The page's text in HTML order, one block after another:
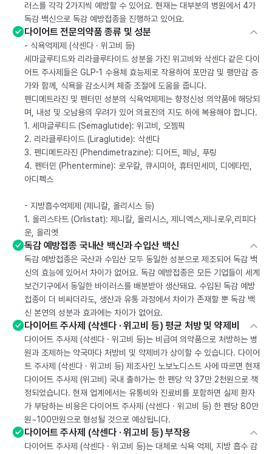
러스를 각각 2가지씩 예방할 수 있어요. 현재는 대부분의 병원에서 4가
독감 백신으로 독감 예방접종을 진행하고 있어요.
다이어트 전문의약품 종류 및 성분
- 식욕억제제 (삭센다 · 위고비 등)
세마글루티드와 리라클루타이드 성분을 가진 위고비와 삭센다 같은 다이
어트 주사제들은 GLP-1 수용체 효능제로 작용하여 포만감 및 팽만감 증
가와 함께, 식욕을 감소시켜 체중 조절에 도움을 줍니다.
펜디메트라진 및 펜터민 성분의 식욕억제제는 향정신성 의약품에 해당되
며, 내성 및 오남용의 우려가 있어 의료진의 지도 하에 복용해야 합니다.
1. 세마글루티드 (Semaglutide): 위고비, 오젬픽
2. 리라클루타이드 (Liraglutide): 삭센다
3. 펜디메트라진 (Phendimetrazine): 디어트, 페닝, 푸링
4. 펜터민 (Phentermine): 로우칼, 큐시미아, 휴터민세미, 디에타민,
아디펙스
- 지방흡수억제제 (제니칼, 올리시스 등)
1. 올리스타트 (Orlistat): 제니칼, 올리시스, 제니엑스,제니로우,리피다
운, 올리엣
독감 예방접종 국내산 백신과 수입산 백신
독감 예방접종은 국산과 수입산 모두 동일한 성분으로 제조되어 독감 백
신의 효능에 있어서 차이가 없어요. 독감 예방접종은 모든 기업들이 세계
보건기구에서 동일한 바이러스를 배분받아 생산돼요. 수입된 독감 예방
접종이 더 비싸더라도, 생산과 유통 과정에서 차이가 존재할 뿐 독감 백
신 본연의 성분과 효과에는 차이가 없어요.
다이어트 주사제 (삭센다 · 위고비 등) 평균 처방 및 약제비
다이어트 주사제 (삭센다 · 위고비 등)는 비급여 의약품으로 처방하는 병
원과 조제하는 약국마다 처방비 및 약제비가 상이할 수 있습니다. 다이어
트 주사제 (삭센다 · 위고비 등) 제조사인 노보노디스트 사에 따르면 현재
다이어트 주사제 (위고비) 국내 출하가는 한 펜당 약 37만 2천원으로 책
정되었습니다. 현재 업계에서는 유통비와 진료비를 포함하면 실제 환자
가 부담하는 비용은 다이어트 주사제 (삭센다 · 위고비 등) 한 펜당 80만
원~100만원으로 형성될 것으로 예상됩니다.
다이어트 주사제 (삭센다 · 위고비 등) 부작용
다이어트 주사제 (삭센다 · 위고비 등)는 대체로 식욕 억제, 지방 흡수 감